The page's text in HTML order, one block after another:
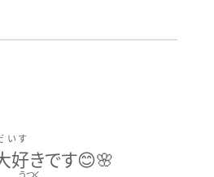
好
いす
きです😊🌸